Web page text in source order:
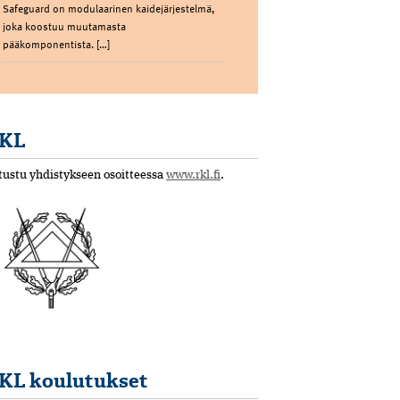
Safeguard on modulaarinen kaidejärjestelmä,
joka koostuu muutamasta
pääkomponentista. […]
yhdistykseen osoitteessa www.rkl.fi.
koulutukset